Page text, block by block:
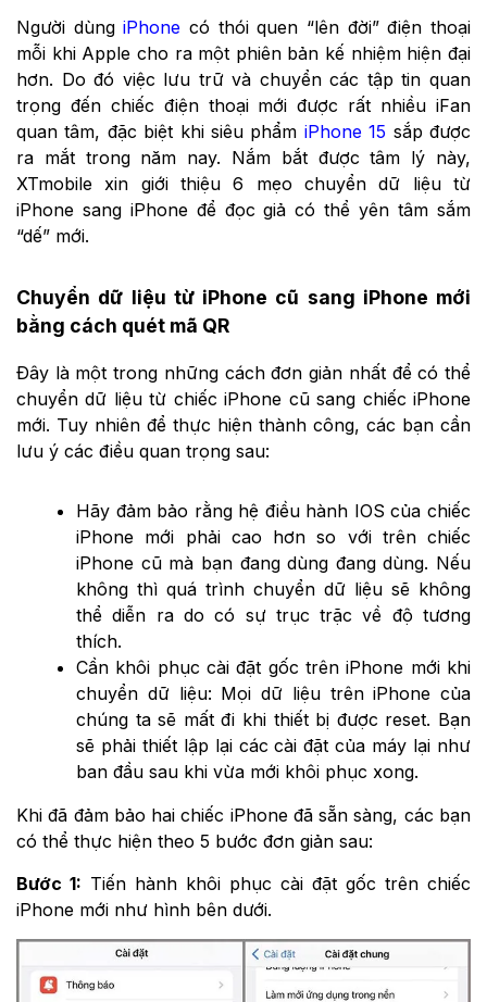
Người dùngiPhone có thói quen “lên đời” điện thoại
mỗi khi Apple cho ra một phiên bản kế nhiệm hiện đại
hơn. Do đó việc lưu trữ và chuyển các tập tin quan
trọng đến chiếc điện thoại mới được rất nhiều iFan
quan tâm, đặc biệt khi siêu phẩm iPhone 15 sắp được
ra mắt trong năm nay. Nắm bắt được tâm lý này,
XTmobile xin giới thiệu 6 mẹo chuyển dữ liệu từ
iPhone sang iPhone để đọc giả có thể yên tâm sắm
“dế” mới.
Chuyển dữ liệu từ iPhone cũ sang iPhone mới
bằng cách quét mã QR
Đây là một trong những cách đơn giản nhất để có thể
chuyển dữ liệu từ chiếc iPhone cũ sang chiếc iPhone
mới. Tuy nhiên để thực hiện thành công, các bạn cần
lưu ý các điều quan trọng sau:
Hãy đảm bảo rằng hệ điều hành IOS của chiếc
iPhone mới phải cao hơn so với trên chiếc
iPhone cũ mà bạn đang dùng đang dùng. Nếu
không thì quá trình chuyển dữ liệu sẽ không
thể diễn ra do có sự trục trặc về độ tương
thích.
Cần khôi phục cài đặt gốc trên iPhone mới khi
chuyển dữ liệu: Mọi dữ liệu trên iPhone của
chúng ta sẽ mất đi khi thiết bị được reset. Bạn
sẽ phải thiết lập lại các cài đặt của máy lại như
ban đầu sau khi vừa mới khôi phục xong.
Khi đã đảm bảo hai chiếc iPhone đã sẵn sàng, các bạn
có thể thực hiện theo 5 bước đơn giản sau:
Bước 1: Tiến hành khôi phục cài đặt gốc trên chiếc
iPhone mới như hình bên dưới.